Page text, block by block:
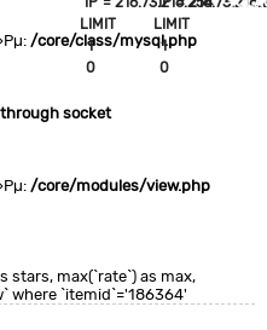
LIMIT
1
0
LIMIT
1
0
/core/class/mysql.php
socket
/core/modules/view.php
stars, max(`rate`) as max,
where `itemid`='186364'